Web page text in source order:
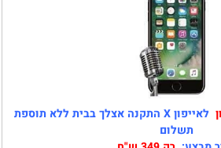
לאייפון X התקנה אצלך בבית ללא תוספת
תשלום